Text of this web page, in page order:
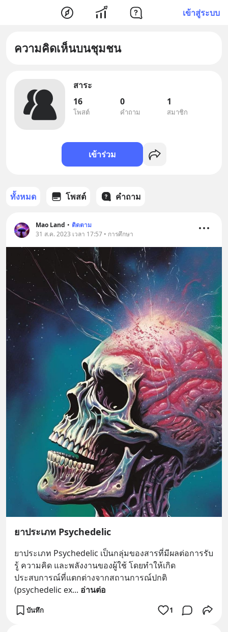
เข้าสู่ระบบ
ความคิดเห็นบนชุมชน
สาระ
16
โพสต์
0
คำถาม
1
สมาชิก
เข้าร่วม
ทั้งหมด โพสต์ คำถาม
Mao​ Land • ติดตาม
31 ส.ค. 2023 เวลา 17:57 • การศึกษา
ยาประเภท Psychedelic
ยาประเภท​ Psychedelic​ เป็นกลุ่มของสารที่มีผลต่อการรับ
รู้ ความคิด และพลังงานของผู้ใช้ โดยทำให้เกิด
ประสบการณ์ที่แตกต่างจากสถานการณ์ปกติ
(psychedelic ex... อ่านต่อ
บันทึก 1